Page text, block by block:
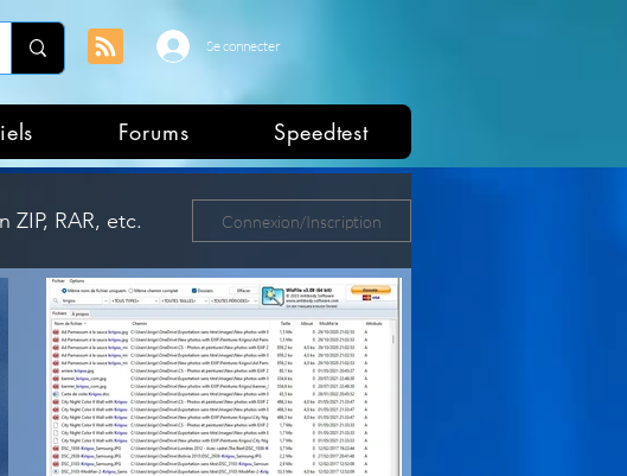
Se connecter
Forums Speedtest
ZIP, RAR, etc.
de fichiers
Connexion/Inscription